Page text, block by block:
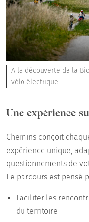
A la découverte de la
vélo électrique
Une expérience
Chemins conçoit
expérience unique,
questionnements de
Le parcours est pensé
Faciliter les
du territoire